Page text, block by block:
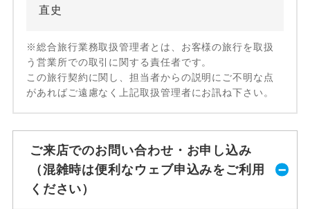
直史
※総合旅行業務取扱管理者とは、お客様の旅行を取扱
う営業所での取引に関する責任者です。
この旅行契約に関し、担当者からの説明にご不明な点
があればご遠慮なく上記取扱管理者にお訊ね下さい。
ご来店でのお問い合わせ・お申し込み
（混雑時は便利なウェブ申込みをご利用
ください）